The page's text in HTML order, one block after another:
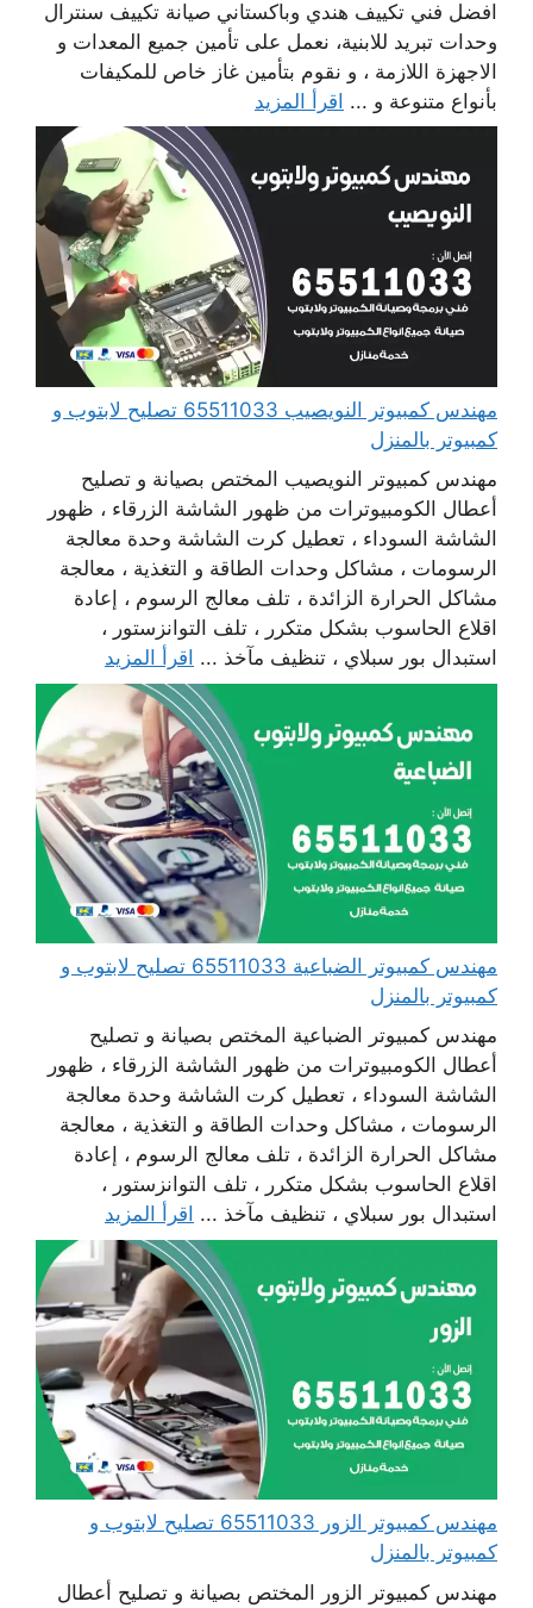
افضل فني تكييف هندي وباكستاني صيانة تكييف سنترال
وحدات تبريد للابنية، نعمل على تأمين جميع المعدات و
الاجهزة اللازمة ، و نقوم بتأمين غاز خاص للمكيفات
بأنواع متنوعة و ... اقرأ المزيد
مهندس كمبيوتر النويصيب 65511033 تصليح لابتوب و
كمبيوتر بالمنزل
مهندس كمبيوتر النويصيب المختص بصيانة و تصليح
أعطال الكومبيوترات من ظهور الشاشة الزرقاء ، ظهور
الشاشة السوداء ، تعطيل كرت الشاشة وحدة معالجة
الرسومات ، مشاكل وحدات الطاقة و التغذية ، معالجة
مشاكل الحرارة الزائدة ، تلف معالج الرسوم ، إعادة
اقلاع الحاسوب بشكل متكرر ، تلف التوانزستور ،
استبدال بور سبلاي ، تنظيف مآخذ ... اقرأ المزيد
مهندس كمبيوتر الضباعية 65511033 تصليح لابتوب و
كمبيوتر بالمنزل
مهندس كمبيوتر الضباعية المختص بصيانة و تصليح
أعطال الكومبيوترات من ظهور الشاشة الزرقاء ، ظهور
الشاشة السوداء ، تعطيل كرت الشاشة وحدة معالجة
الرسومات ، مشاكل وحدات الطاقة و التغذية ، معالجة
مشاكل الحرارة الزائدة ، تلف معالج الرسوم ، إعادة
اقلاع الحاسوب بشكل متكرر ، تلف التوانزستور ،
استبدال بور سبلاي ، تنظيف مآخذ ... اقرأ المزيد
مهندس كمبيوتر الزور 65511033 تصليح لابتوب و
كمبيوتر بالمنزل
مهندس كمبيوتر الزور المختص بصيانة و تصليح أعطال